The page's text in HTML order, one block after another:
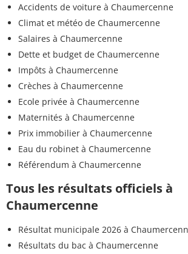
Accidents de voiture à Chaumercenne
Climat et météo de Chaumercenne
Salaires à Chaumercenne
Dette et budget de Chaumercenne
Impôts à Chaumercenne
Crèches à Chaumercenne
Ecole privée à Chaumercenne
Maternités à Chaumercenne
Prix immobilier à Chaumercenne
Eau du robinet à Chaumercenne
Référendum à Chaumercenne
Tous les résultats officiels à
Chaumercenne
Résultat municipale 2026 à
Résultats du bac à Chaumercenne